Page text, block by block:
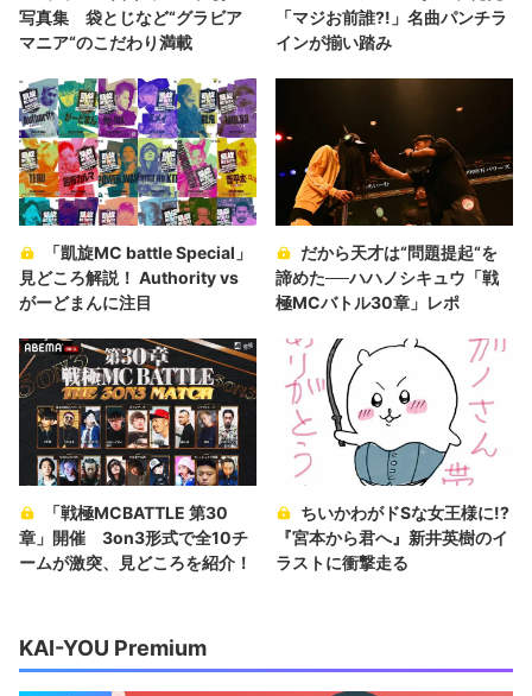
写真集 袋とじなど“グラビア
マニア“のこだわり満載
「マジお前誰?!」名曲パンチラ
インが揃い踏み
「凱旋MC battle Special」
見どころ解説！ Authority vs
がーどまんに注目
だから天才は“問題提起“を
諦めた──ハハノシキュウ「戦
極MCバトル30章」レポ
「戦極MCBATTLE 第30
章」開催 3on3形式で全10チ
ームが激突、見どころを紹介！
ちいかわがドSな女王様に!?
『宮本から君へ』新井英樹のイ
ラストに衝撃走る
KAI-YOU Premium